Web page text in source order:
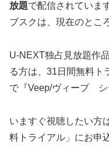
放題で配信されていま
ブスクは、現在のとこ
U-NEXT独占見放題作
る方は、31日間無料ト
で『Veep/ヴィープ シ
いますぐ視聴したい方
料トライアル」にお申